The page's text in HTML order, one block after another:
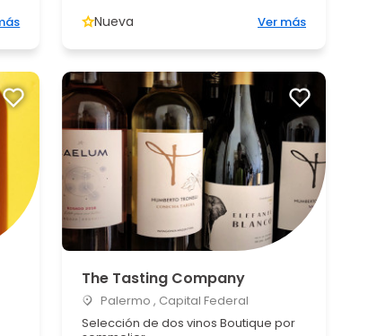
Nueva Ver más
The Tasting Company
Palermo , Capital Federal
Selección de dos vinos Boutique por